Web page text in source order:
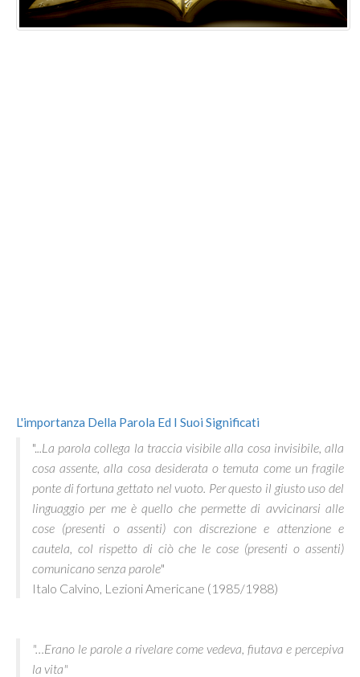
L'importanza Della Parola Ed I Suoi Significati
"...La parola collega la traccia visibile alla cosa invisibile, alla
cosa assente, alla cosa desiderata o temuta come un fragile
ponte di fortuna gettato nel vuoto. Per questo il giusto uso del
linguaggio per me è quello che permette di avvicinarsi alle
cose (presenti o assenti) con discrezione e attenzione e
cautela, col rispetto di ciò che le cose (presenti o assenti)
comunicano senza parole"
Italo Calvino, Lezioni Americane (1985/1988)
"…Erano le parole a rivelare come vedeva, fiutava e percepiva
la vita"